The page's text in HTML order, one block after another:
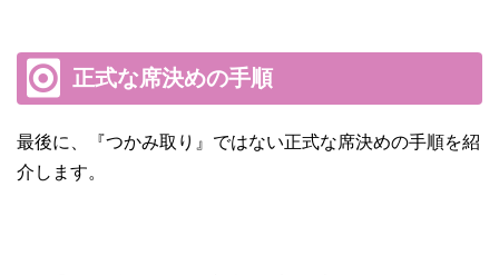
正式な席決めの手順
最後に、『つかみ取り』ではない正式な席決めの手順を紹
介します。